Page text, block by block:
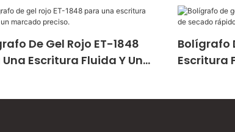
De Gel Rojo ET-1848
Escritura Fluida Y Un
Bolígrafo
Escritura